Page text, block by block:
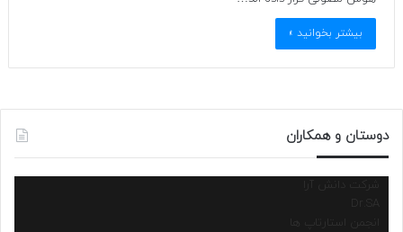
بیشتر بخوانید »
دوستان و همکاران
شرکت دانش آرا
انجمن استارتاپ ها